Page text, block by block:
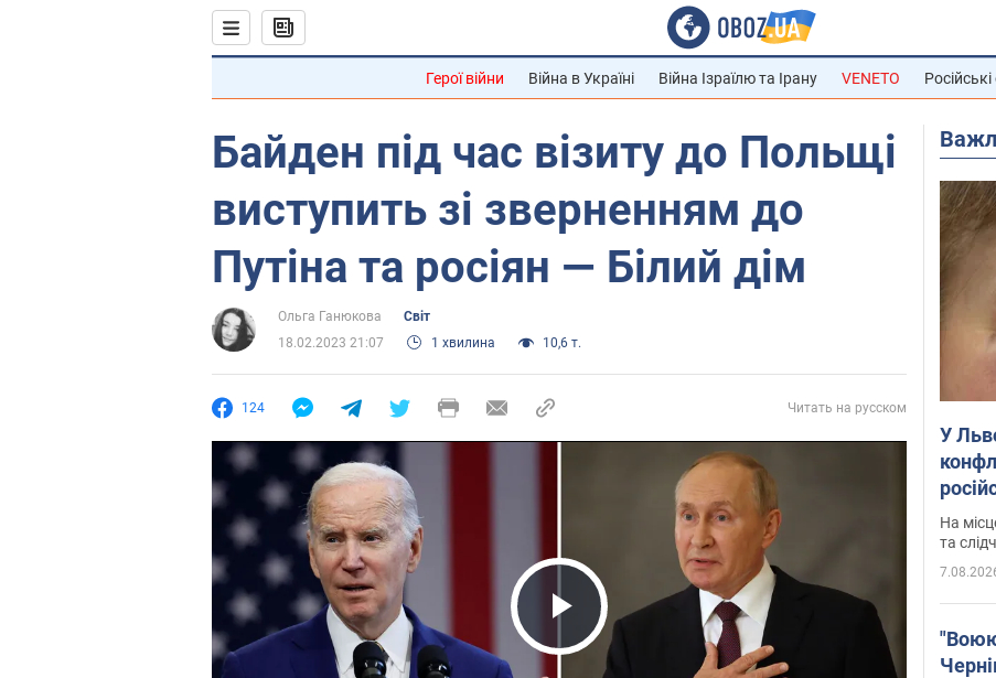
Герої війни Війна в Україні Війна Ізраїлю та Ірану VENETO
Байден під час візиту до Польщі
виступить зі зверненням до
Путіна та росіян — Білий дім
Ольга Ганюкова
Світ
18.02.2023 21:07
1 хвилина 10,6 т.
124 Читать на русском
Play Video
У
Відео
На
та